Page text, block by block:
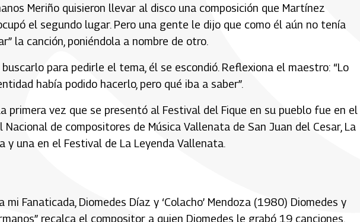
Meriño quisieron llevar al disco una composición que Martínez
el segundo lugar. Pero una gente le dijo que como él aún no tenía
la canción, poniéndola a nombre de otro.
para pedirle el tema, él se escondió. Reflexiona el maestro: “Lo
había podido hacerlo, pero qué iba a saber”.
primera vez que se presentó al Festival del Fique en su pueblo fue en el
de compositores de Música Vallenata de San Juan del Cesar, La
y una en el Festival de La Leyenda Vallenata.
mi Fanaticada, Diomedes Díaz y ‘Colacho’ Mendoza (1980) Diomedes y
recalca el compositor a quien Diomedes le grabó 19 canciones.